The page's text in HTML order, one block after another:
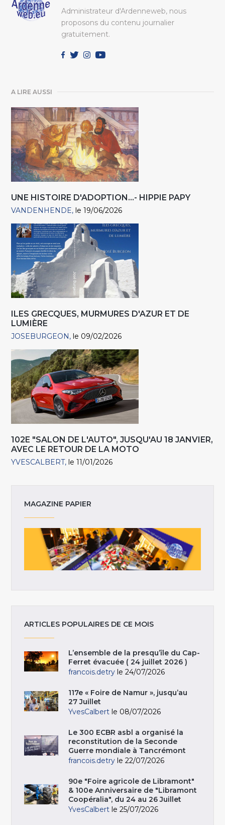
Administrateur d'Ardenneweb, nous
proposons du contenu journalier
gratuitement.
A LIRE AUSSI
UNE HISTOIRE D'ADOPTION...- HIPPIE PAPY
VANDENHENDE le 19/06/2026
ILES GRECQUES, MURMURES D'AZUR ET DE
LUMIÈRE
JOSEBURGEON le 09/02/2026
102E "SALON DE L'AUTO", JUSQU'AU 18 JANVIER,
AVEC LE RETOUR DE LA MOTO
YVESCALBERT le 11/01/2026
MAGAZINE PAPIER
ARTICLES POPULAIRES DE CE MOIS
L’ensemble de la presqu’île du Cap-
Ferret évacuée ( 24 juillet 2026 )
francois.detry le 24/07/2026
117e « Foire de Namur », jusqu’au
27 Juillet
YvesCalbert le 08/07/2026
Le 300 ECBR asbl a organisé la
reconstitution de la Seconde
Guerre mondiale à Tancrémont
francois.detry le 22/07/2026
90e "Foire agricole de Libramont"
& 100e Anniversaire de "Libramont
Coopéralia", du 24 au 26 Juillet
YvesCalbert le 25/07/2026